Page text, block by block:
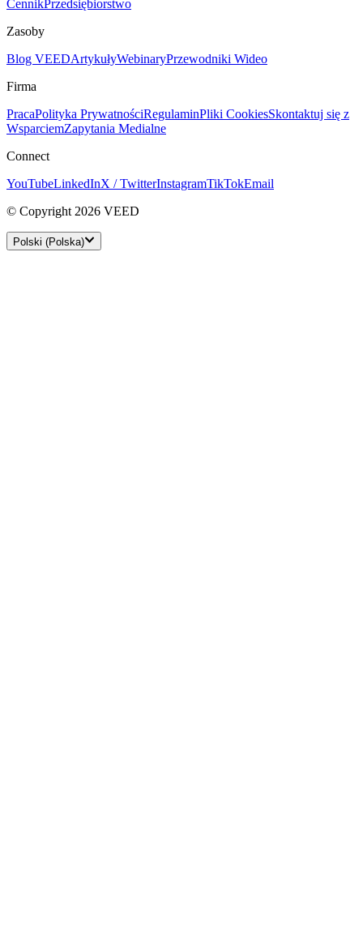
CennikPrzedsiębiorstwo
Zasoby
Blog VEEDArtykułyWebinaryPrzewodniki Wideo
Firma
PracaPolityka PrywatnościRegulaminPliki CookiesSkontaktuj się z
WsparciemZapytania Medialne
Connect
YouTubeLinkedInX / TwitterInstagramTikTokEmail
© Copyright 2026 VEED
Polski (Polska)